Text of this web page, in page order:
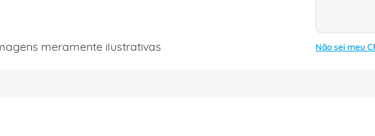
meramente ilustrativas Não sei meu